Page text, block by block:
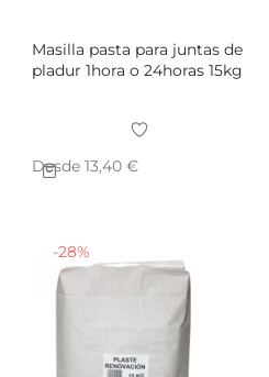
Masilla pasta para juntas de
pladur 1hora o 24horas 15kg
Desde 13,40 €
-28%